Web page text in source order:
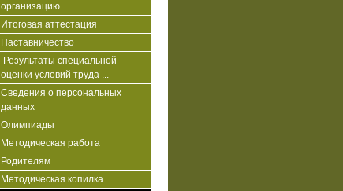
организацию
Итоговая аттестация
Наставничество
Результаты специальной
оценки условий труда ...
Сведения о персональных
данных
Олимпиады
Методическая работа
Родителям
Методическая копилка